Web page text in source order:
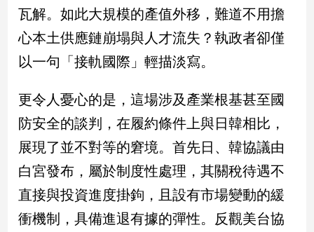
南
台
觀
點
南
台
灣
觀
點
瓦解。如此大規模的產值外移，難道不用擔
心本土供應鏈崩塌與人才流失？執政者卻僅
以一句「接軌國際」輕描淡寫。
更令人憂心的是，這場涉及產業根基甚至國
防安全的談判，在履約條件上與日韓相比，
展現了並不對等的窘境。首先日、韓協議由
白宮發布，屬於制度性處理，其關稅待遇不
直接與投資進度掛鉤，且設有市場變動的緩
衝機制，具備進退有據的彈性。反觀美台協